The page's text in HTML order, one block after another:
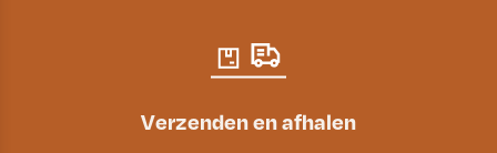
Verzenden en afhalen